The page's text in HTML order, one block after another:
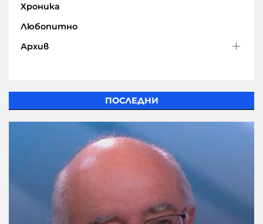
Хроника
Любопитно
Архив
ПОСЛЕДНИ